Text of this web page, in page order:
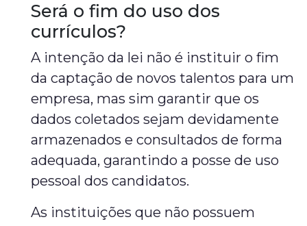
Será o fim do uso dos
currículos?
A intenção da lei não é instituir o fim
da captação de novos talentos para um
empresa, mas sim garantir que os
dados coletados sejam devidamente
armazenados e consultados de forma
adequada, garantindo a posse de uso
pessoal dos candidatos.
As instituições que não possuem